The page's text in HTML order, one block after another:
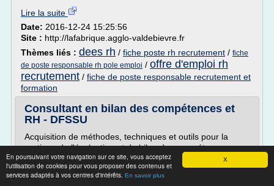
X
En poursuivant votre navigation sur ce site, vous acceptez
l'utilisation de cookies pour vous proposer des contenus et
services adaptés à vos centres d'intérêts. En savoir plus
Lire la suite
Date: 2016-12-24 15:25:56
Site : http://lafabrique.agglo-valdebievre.fr
Thèmes liés : dees rh / fiche poste rh recrutement / fiche
de poste responsable rh pole emploi / offre d'emploi rh
recrutement / fiche de poste responsable recrutement et
formation
Consultant en bilan des compétences et
RH - DFSSU
Acquisition de méthodes, techniques et outils pour la
pratique de l'évaluation et du bilan des compétences,
Supervision soutenue de la pratique durant le stage et
accompagnement du développement du projet